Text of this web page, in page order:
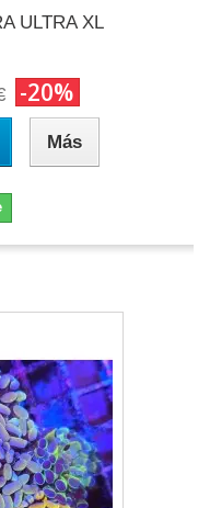
ULTRA XL
-20%
Más